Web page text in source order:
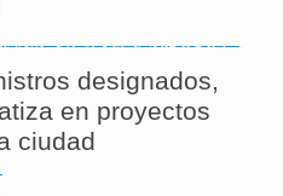
designados,
en proyectos
ciudad